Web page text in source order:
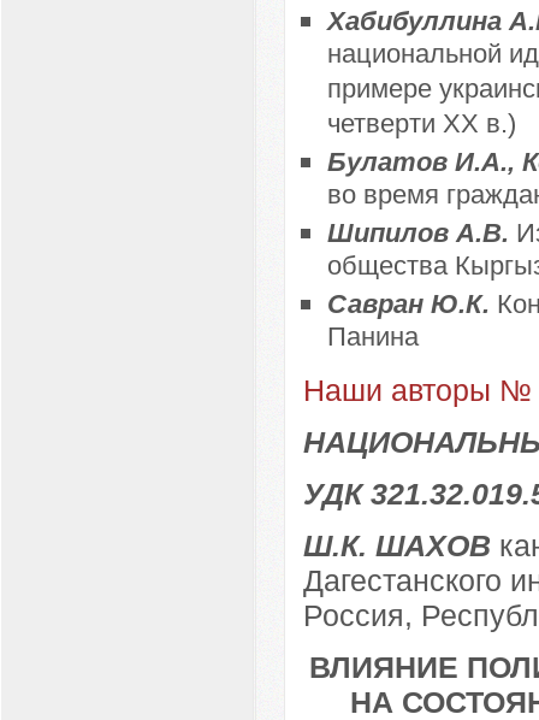
Хабибуллина
национальной
примере
четверти XX в.)
Булатов И.А.,
во время
Шипилов А.В.
общества
Савран Ю.К.
Панина
Наши авторы №
УДК
Ш.К. ШАХОВ
Дагестанского
Россия,
ВЛИЯНИЕ
НА